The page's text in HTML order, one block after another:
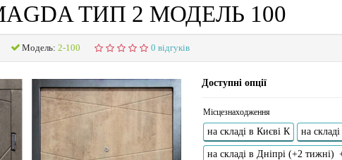
MAGDA ТИП 2 МОДЕЛЬ 100
Модель: 2-100 0 відгуків
Доступні опції
Місцезнаходження
на складі в Києві К на
на складі в Дніпрі (+2 тижні)